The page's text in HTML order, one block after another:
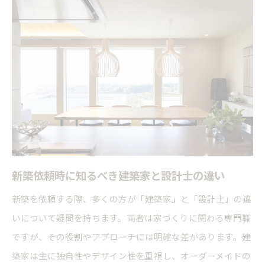
新築依頼時に知るべき建築家と設計士の違い
新築を依頼する際、多くの方が「建築家」と「設計士」の違
いについて疑問を持ちます。両者は家づくりに関わる専門職
ですが、その役割やアプローチには明確な差があります。建
築家は主に独自性やデザイン性を重視し、オーダーメイドの